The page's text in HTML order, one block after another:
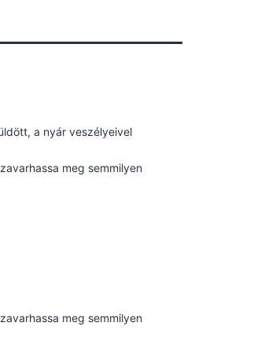
a nyár veszélyeivel
meg semmilyen
meg semmilyen